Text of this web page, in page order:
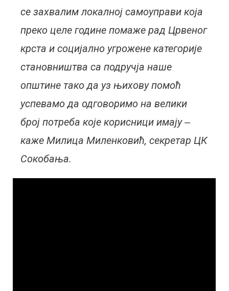
се захвалим локалној самоуправи која
преко целе године помаже рад Црвеног
крста и социјално угрожене категорије
становништва са подручја наше
општине тако да уз њихову помоћ
успевамо да одговоримо на велики
број потреба које корисници имају ‒
каже Милица Миленковић, секретар ЦК
Сокобања.